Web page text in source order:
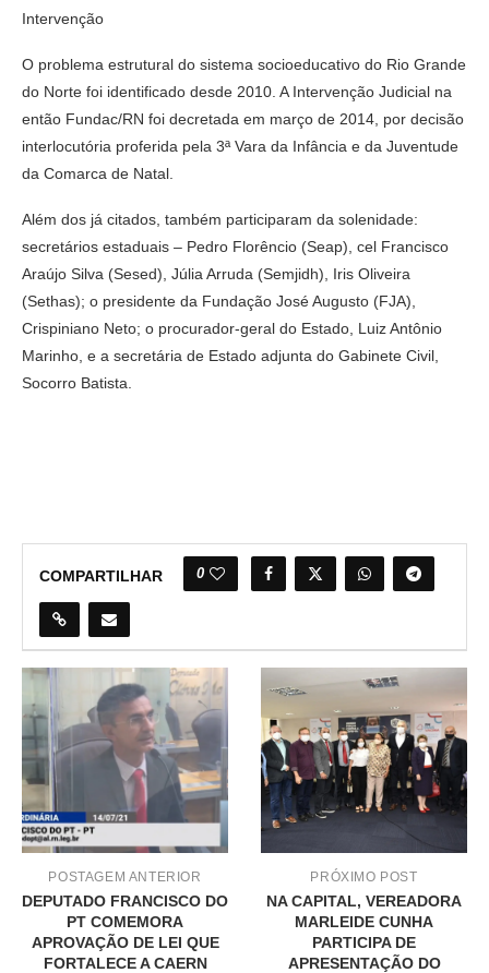
Intervenção
O problema estrutural do sistema socioeducativo do Rio Grande
do Norte foi identificado desde 2010. A Intervenção Judicial na
então Fundac/RN foi decretada em março de 2014, por decisão
interlocutória proferida pela 3ª Vara da Infância e da Juventude
da Comarca de Natal.
Além dos já citados, também participaram da solenidade:
secretários estaduais – Pedro Florêncio (Seap), cel Francisco
Araújo Silva (Sesed), Júlia Arruda (Semjidh), Iris Oliveira
(Sethas); o presidente da Fundação José Augusto (FJA),
Crispiniano Neto; o procurador-geral do Estado, Luiz Antônio
Marinho, e a secretária de Estado adjunta do Gabinete Civil,
Socorro Batista.
COMPARTILHAR 0
POSTAGEM ANTERIOR
DEPUTADO FRANCISCO DO
PT COMEMORA
APROVAÇÃO DE LEI QUE
FORTALECE A CAERN
PRÓXIMO POST
NA CAPITAL, VEREADORA
MARLEIDE CUNHA
PARTICIPA DE
APRESENTAÇÃO DO